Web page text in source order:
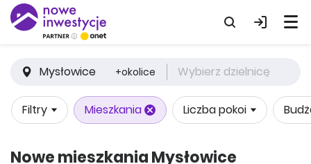
Mysłowice +okolice Wybierz dzielnicę
Filtry Mieszkania Liczba pokoi
Nowe mieszkania Mysłowice